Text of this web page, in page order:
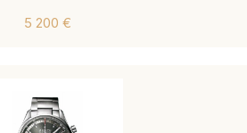
5 200 €